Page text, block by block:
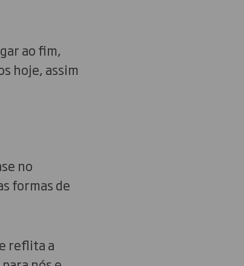
ao fim,
hoje, assim
no
formas de
reflita a